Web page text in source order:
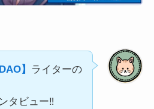
】 ライターの
タビュー‼